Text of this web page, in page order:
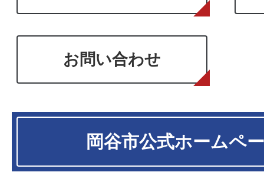
お問い合わせ
岡谷市公式ホームペ